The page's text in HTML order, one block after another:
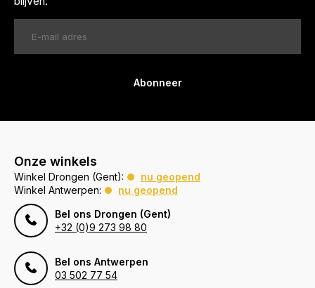
Abonneer
Onze winkels
Winkel Drongen (Gent):
nu geopend
Winkel Antwerpen:
nu geopend
Bel ons Drongen (Gent)
+32 (0)9 273 98 80
Bel ons Antwerpen
03 502 77 54